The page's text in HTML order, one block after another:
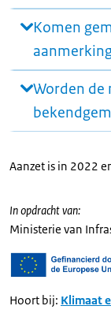
Komen
Worden de
Aanzet is in 2022
In opdracht van:
Ministerie van
Hoort bij: Klimaat